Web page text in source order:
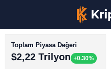
Toplam Piyasa Değeri
$2,22 Trilyon +0.30%